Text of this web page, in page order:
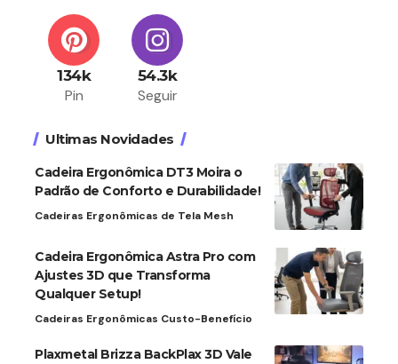
134k
Pin
54.3k
Seguir
Ultimas Novidades
Cadeira Ergonômica DT3 Moira o
Padrão de Conforto e Durabilidade!
Cadeiras Ergonômicas de Tela Mesh
Cadeira Ergonômica Astra Pro com
Ajustes 3D que Transforma
Qualquer Setup!
Cadeiras Ergonômicas Custo-Benefício
Plaxmetal Brizza BackPlax 3D Vale